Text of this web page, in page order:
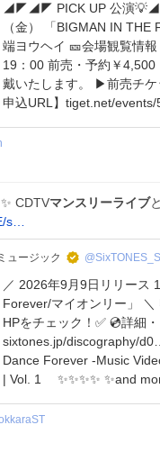
◢◤◢◤ PICK UP 公演💡◢◤◢◤ 2026年8月21日
（金） 「BIGMAN IN THE
端ヨウヘイ 🎫会場観覧情報 OPEN 18：30 / START
19：00 前売・予約￥
戴いたします。 ▶前売チケット/予約受付など 【予約
申込URL】tiget.net/events/
CDTVマンスリーライブ
s…
ュージック
／ 2026年9月9日リリース
Forever/マイオンリー」 ＼ 収録内容の詳細は画像と
HPをチェック！✅️ 💿詳細・ご予約はこちら
sixtones.jp/discography/d0… 【初回盤A】DVD
Dance Forever -Music
| Vol. 1 ✨✨✨✨ ✨and